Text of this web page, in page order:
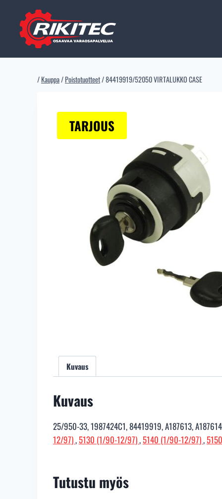
sisältöön
/Kauppa/Poistotuotteet/84419919/52050 VIRTALUKKO CASE
TARJOUS
Kuvaus
Kuvaus
25/950-33, 1987424C1, 84419919, A187613,
12/97),5130 (1/90-12/97),5140 (1/90-12/97),5150
Tutustu myös